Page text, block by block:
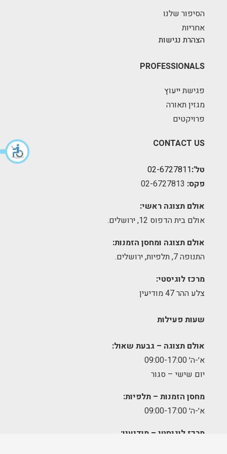
הסיפור שלנו
אחריות
הצהרת נגישות
PROFESSIONALS
פגישת ייעוץ
מגזין תאורה
פרויקטים
CONTACT US
טל':02-6727811
פקס:
אולם תצוגה ראשי:
אולם בית הדפוס 12, ירושלים.
אולם תצוגה ומחסן הזמנות:
התנופה 7, תלפיות, ירושלים.
מרכז לוגיסטי:
צלע ההר 47 מודיעין
שעות פעילות
אולם תצוגה – גבעת שאול:
א׳-ה׳ 09:00-17:00
יום שישי – סגור
מחסן הזמנות – תלפיות:
א׳-ה׳ 09:00-17:00
מרכז לוגיסטי – מודיעין: